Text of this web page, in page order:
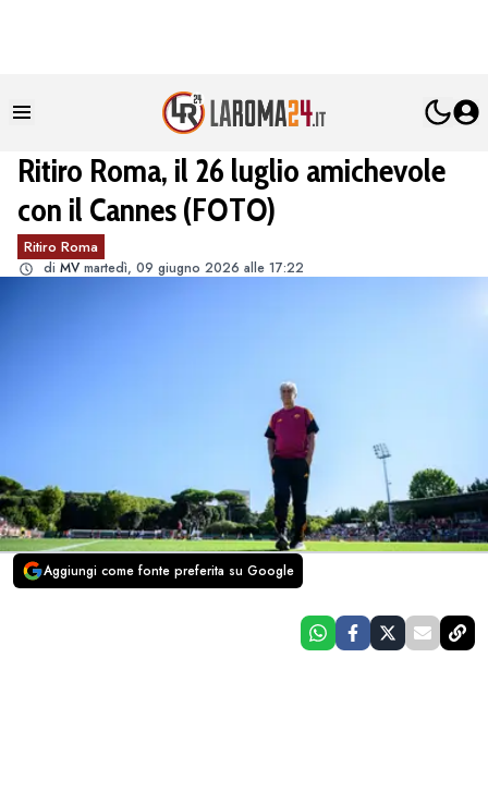
Ritiro Roma, il 26 luglio amichevole
con il Cannes (FOTO)
Ritiro Roma
di MV martedì, 09 giugno 2026 alle 17:22
Aggiungi come fonte preferita su Google